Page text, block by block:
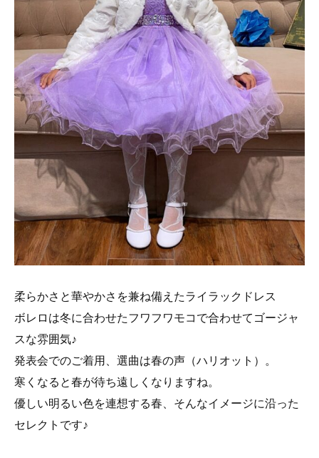
柔らかさと華やかさを兼ね備えたライラックドレス
ボレロは冬に合わせたフワフワモコで合わせてゴージャ
スな雰囲気♪
発表会でのご着用、選曲は春の声（ハリオット）。
寒くなると春が待ち遠しくなりますね。
優しい明るい色を連想する春、そんなイメージに沿った
セレクトです♪